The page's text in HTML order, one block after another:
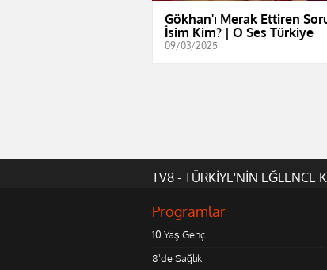
Gökhan'ı Merak Ettiren
İsim Kim? | O Ses Türkiye
09/03/2025
TV8 - TÜRKİYE'NİN EĞLENCE
Programlar
10 Yaş Genç
8'de Sağlık